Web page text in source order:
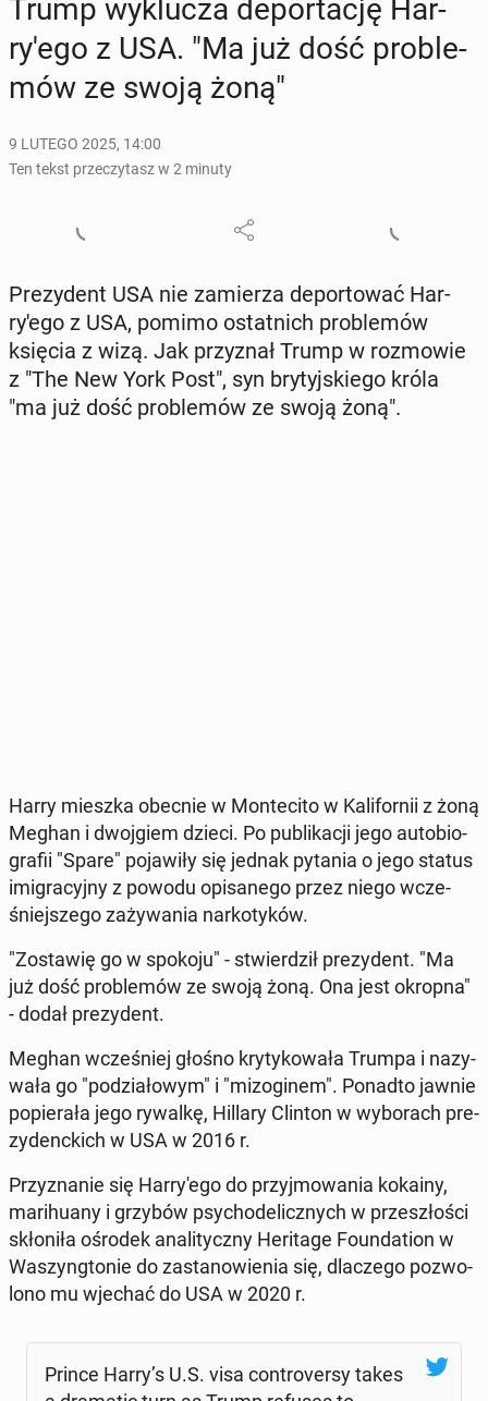
Trump wy­klu­cza de­por­ta­cję Har­
ry­'e­go z USA. "Ma już dość pro­ble­
mów ze swoją żoną"
9 LUTEGO 2025, 14:00
Ten tekst przeczytasz w 2 minuty
Pre­zy­dent USA nie za­mie­rza de­por­to­wać Har­
ry­'e­go z USA, pomimo ostat­nich pro­ble­mów
księcia z wizą. Jak przy­znał Trump w roz­mo­wie
z "The New York Post", syn bry­tyj­skie­go króla
"ma już dość pro­ble­mów ze swoją żoną".
Harry mieszka obecnie w Mon­te­ci­to w Ka­li­for­nii z żoną
Meghan i dwoj­giem dzieci. Po pu­bli­ka­cji jego au­to­bio­
gra­fii "Spare" po­ja­wi­ły się jednak pytania o jego status
imi­gra­cyj­ny z powodu opi­sa­ne­go przez niego wcze­
śniej­sze­go za­ży­wa­nia nar­ko­ty­ków.
"Zo­sta­wię go w spokoju" - stwier­dził pre­zy­dent. "Ma
już dość pro­ble­mów ze swoją żoną. Ona jest okropna"
- dodał pre­zy­dent.
Meghan wcze­śniej głośno kry­ty­ko­wa­ła Trumpa i na­zy­
wa­ła go "po­dzia­ło­wym" i "mi­zo­gi­nem". Ponadto jawnie
​​po­pie­ra­ła jego rywalkę, Hillary Clinton w wy­bo­rach pre­
zy­denc­kich w USA w 2016 r.
Przy­zna­nie się Har­ry­'e­go do przyj­mo­wa­nia kokainy,
ma­ri­hu­any i grzybów psy­cho­de­licz­nych w prze­szło­ści
skło­ni­ła ośrodek ana­li­tycz­ny He­ri­ta­ge Fo­un­da­tion w
Wa­szyng­to­nie do za­sta­no­wie­nia się, dla­cze­go po­zwo­
lo­no mu wjechać do USA w 2020 r.
Prince Harry’s U.S. visa con­tro­ver­sy takes